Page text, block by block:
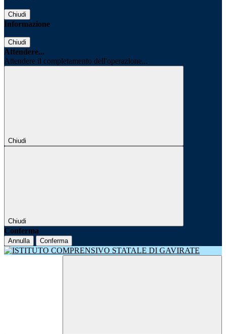
Chiudi
Informazione
Chiudi
Attendere...
Attendere il completamento dell'operazione...
Chiudi
Chiudi
Conferma
Annulla Conferma